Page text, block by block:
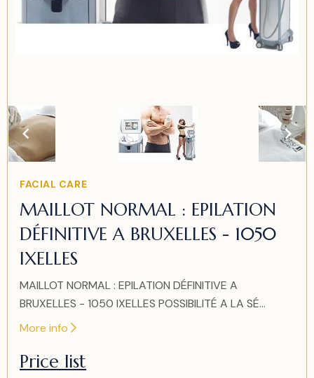
Item
2
of
2
Item
FACIAL CARE
MAILLOT NORMAL : EPILATION
DÉFINITIVE A BRUXELLES - 1050
IXELLES
MAILLOT NORMAL : EPILATION DÉFINITIVE A
BRUXELLES - 1050 IXELLES POSSIBILITÉ A LA SÉ...
More info
Price list